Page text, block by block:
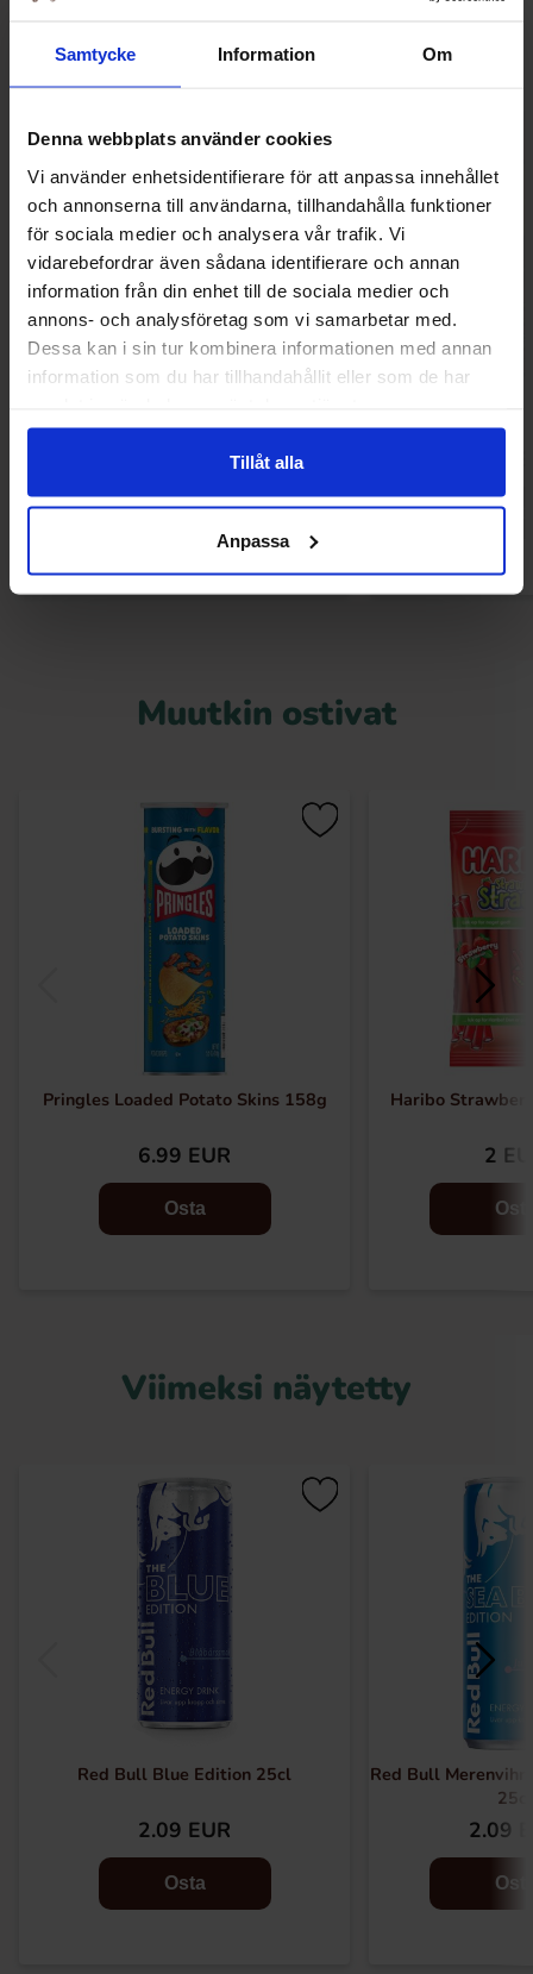
Samtycke Information Om
Denna webbplats använder cookies
Vi använder enhetsidentifierare för att anpassa innehållet
och annonserna till användarna, tillhandahålla funktioner
för sociala medier och analysera vår trafik. Vi
vidarebefordrar även sådana identifierare och annan
information från din enhet till de sociala medier och
annons- och analysföretag som vi samarbetar med.
Dessa kan i sin tur kombinera informationen med annan
information som du har tillhandahållit eller som de har
Tillåt alla
Anpassa
1.79 EUR
Osta
Muutkin ostivat
Pringles Loaded Potato Skins 158g
6.99 EUR
Osta
Haribo
2
Viimeksi näytetty
Red Bull Blue Edition 25cl
2.09 EUR
Osta
Red Bull
25cl
2.09